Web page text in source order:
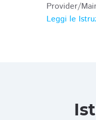
Provider/
Leggi le